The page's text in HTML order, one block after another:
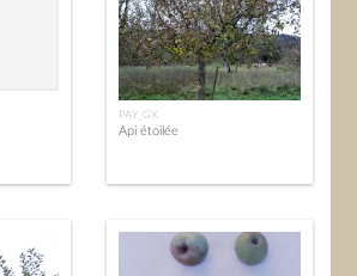
PAY_GX
Api étoilée